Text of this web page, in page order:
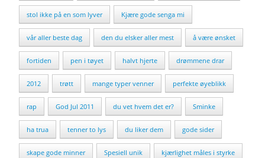
stol ikke på en som lyver Kjære gode senga mi
vår aller beste dag den du elsker aller mest å være ønsket
fortiden pen i tøyet halvt hjerte drømmene drar
2012 trøtt mange typer venner perfekte øyeblikk
rap God Jul 2011 du vet hvem det er? Sminke
ha trua tenner to lys du liker dem gode sider
skape gode minner Spesiell unik kjærlighet måles i styrke